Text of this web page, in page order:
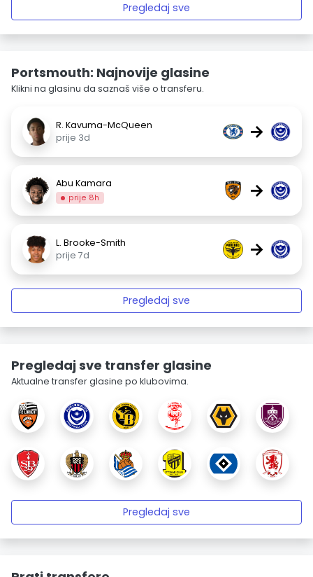
Pregledaj sve
Portsmouth: Najnovije glasine
Klikni na glasinu da saznaš više o transferu.
R. Kavuma-McQueen
prije 3d
→
Abu Kamara
prije 8h →
L. Brooke-Smith
prije 7d
→
Pregledaj sve
Pregledaj sve transfer glasine
Aktualne transfer glasine po klubovima.
Pregledaj sve